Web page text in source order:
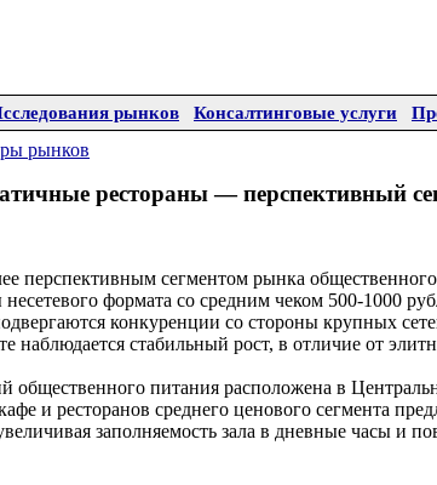
рынков Консалтинговые услуги
рынков
рестораны — перспективный
перспективным сегментом рынка
формата со средним чеком 500-1000
конкуренции со стороны крупных
наблюдается стабильный рост, в отличие от
общественного питания расположена в
и ресторанов среднего ценового сегмента
заполняемость зала в дневные часы и